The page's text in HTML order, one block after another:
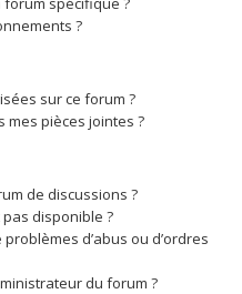
?
sur ce forum ?
mes pièces jointes ?
de discussions ?
disponible ?
d’abus ou d’ordres
du forum ?